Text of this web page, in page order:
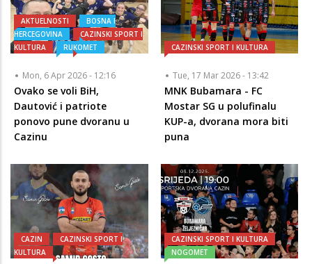
AKTUELNOSTI
BOSNA I
HERCEGOVINA
CAZINSKI SPORT I
KULTURA
RUKOMET
Mon, 6 Apr 2026 - 12:16
Ovako se voli BiH,
Dautović i patriote
ponovo pune dvoranu u
Cazinu
CAZINSKI SPORT I KULTURA
Tue, 17 Mar 2026 - 13:42
MNK Bubamara - FC
Mostar SG u polufinalu
KUP-a, dvorana mora biti
puna
CAZIN
CAZINSKI SPORT I
KULTURA
CAZINSKI SPORT I KULTURA
NOGOMET